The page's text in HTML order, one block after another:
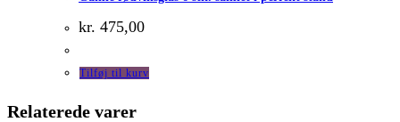
kr. 475,00
Tilføj til kurv
Relaterede varer